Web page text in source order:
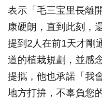
表示「毛三宝里長離
康硬朗，直到此刻，
提到2人在前1天才剛
道的植栽規劃，並感
提攜，他也承諾「我
地方打拚，不辜負您